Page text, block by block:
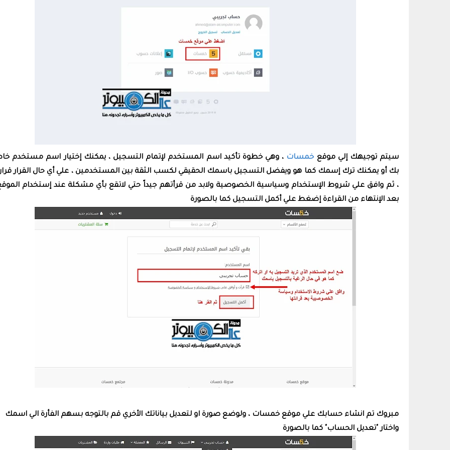
سيتم توجيهك إلي موقع خمسات ، وهي خطوة تأكيد اسم المستخدم لإتمام التسجيل ، يمكنك إختيار اسم مستخدم
بك أو يمكنك ترك إسمك كما هو ويفضل التسجيل باسمك الحقيقي لكسب الثقة بين المستخدمين ، علي أي حال القرار
، ثم وافق علي شروط الإستخدام وسياسية الخصوصية ولابد من قرأتهم جيداً حتي لاتقع بأي مشكلة عند إستخدام
بعد الإنتهاء من القراءة إضغط علي أكمل التسجيل كما بالصورة
مبروك تم انشاء حسابك علي موقع خمسات ، ولوضع صورة او لتعديل بياناتك الأخري قم بالتوجه بسهم الفأرة الي اسمك
واختار "تعديل الحساب" كما بالصورة